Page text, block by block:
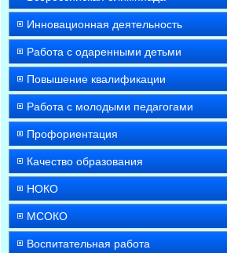
Инновационная деятельность
Работа с одаренными детьми
Повышение квалификации
Работа с молодыми педагогами
Профориентация
Качество образования
НОКО
МСОКО
Воспитательная работа